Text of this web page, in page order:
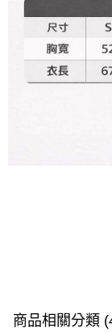
４．使用「AFTEE
時審查核予不同之
５．嚴禁一人註冊
恩沛科技股份有限
商品相關分類